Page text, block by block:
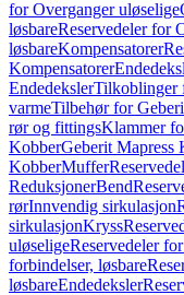
for Overganger uløselige
løsbareReservedeler for
løsbareKompensatorer
Kompensatorer
EndedekslerTilkoblinger
varmeTilbehør for
rør og fittingsKlammer
KobberGeberit Mapress
KobberMuffer
ReduksjonerBend
rørInnvendig sirkulasjon
sirkulasjonKryss
uløseligeReservedeler
forbindelser, løsbare
løsbareEndedeksler